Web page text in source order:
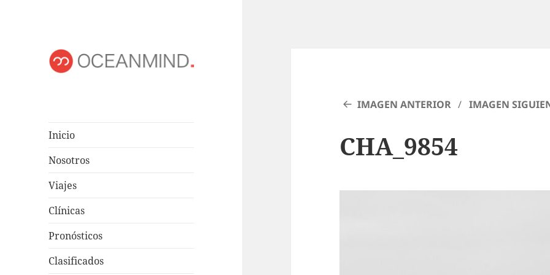
Inicio
Nosotros
Viajes
Clínicas
Pronósticos
Clasificados
IMAGEN ANTERIOR IMAGEN
CHA_9854